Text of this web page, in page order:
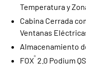
Temperatura y
Cabina Cerrada
Ventanas
Almacenamiento
FOX® 2.0 Podium